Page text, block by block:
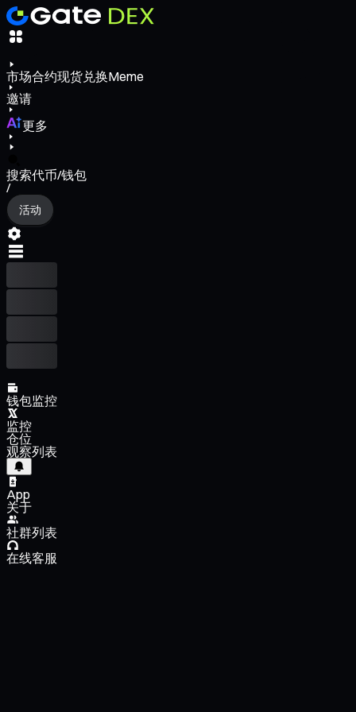
市场合约现货兑换Meme
邀请
更多
搜索代币/钱包
/
活动
钱包监控
监控
仓位
观察列表
App
关于
社群列表
在线客服